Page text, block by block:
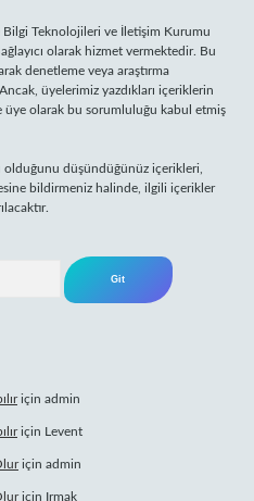
Bilgi Teknolojileri ve İletişim Kurumu
olarak hizmet vermektedir. Bu
denetleme veya araştırma
üyelerimiz yazdıkları içeriklerin
üye olarak bu sorumluluğu kabul etmiş
olduğunu düşündüğünüz içerikleri,
bildirmeniz halinde, ilgili içerikler
için admin
için Levent
için admin
için Irmak